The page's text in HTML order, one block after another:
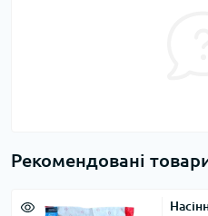
Рекомендовані